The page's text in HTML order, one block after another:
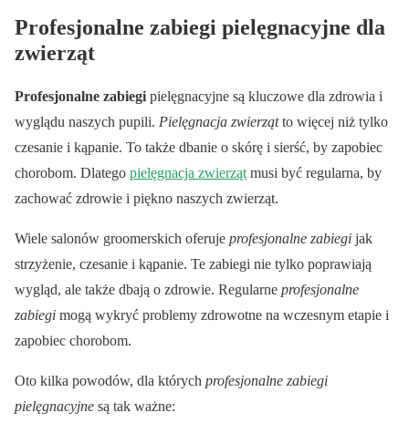
Profesjonalne zabiegi pielęgnacyjne dla
zwierząt
Profesjonalne zabiegi pielęgnacyjne są kluczowe dla zdrowia i
wyglądu naszych pupili. Pielęgnacja zwierzątto więcej niż tylko
czesanie i kąpanie. To także dbanie o skórę i sierść, by zapobiec
chorobom. Dlatego pielęgnacja zwierząt musi być regularna, by
zachować zdrowie i piękno naszych zwierząt.
Wiele salonów groomerskich oferuje profesjonalne zabiegi jak
strzyżenie, czesanie i kąpanie. Te zabiegi nie tylko poprawiają
wygląd, ale także dbają o zdrowie. Regularne profesjonalne
zabiegi mogą wykryć problemy zdrowotne na wczesnym etapie i
zapobiec chorobom.
Oto kilka powodów, dla których profesjonalne zabiegi
pielęgnacyjne są tak ważne: